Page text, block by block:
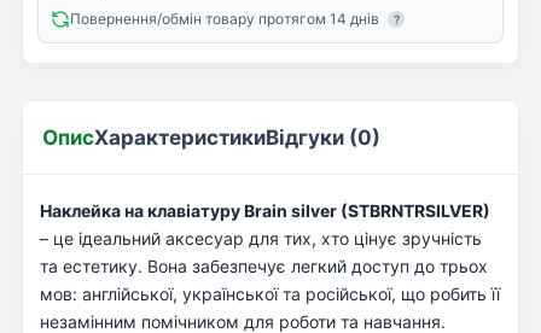
Повернення/обмін товару протягом 14 днів
?
ОписХарактеристикиВідгуки (0)
Наклейка на клавіатуру Brain silver (STBRNTRSILVER)
– це ідеальний аксесуар для тих, хто цінує зручність
та естетику. Вона забезпечує легкий доступ до трьох
мов: англійської, української та російської, що робить її
незамінним помічником для роботи та навчання.